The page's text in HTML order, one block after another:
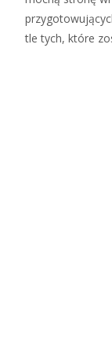
tle tych, które